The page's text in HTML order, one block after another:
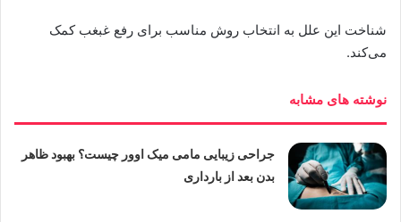
شناخت این علل به انتخاب روش مناسب برای رفع غبغب کمک
می‌کند.
نوشته های مشابه
جراحی زیبایی مامی میک اوور چیست؟ بهبود ظاهر
بدن بعد از بارداری